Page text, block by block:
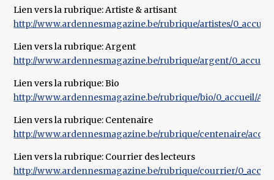
Lien vers la rubrique: Artiste & artisant
http://www.ardennesmagazine.be/rubrique/artistes/
Lien vers la rubrique: Argent
http://www.ardennesmagazine.be/rubrique/argent/
Lien vers la rubrique: Bio
http://www.ardennesmagazine.be/rubrique/bio/0_accueil/
Lien vers la rubrique: Centenaire
http://www.ardennesmagazine.be/rubrique/centenaire/
Lien vers la rubrique: Courrier des lecteurs
http://www.ardennesmagazine.be/rubrique/courrier/